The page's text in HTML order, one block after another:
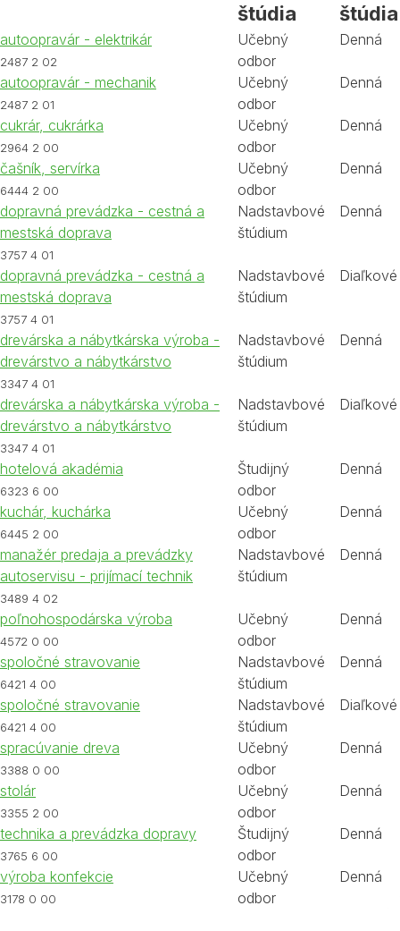
štúdia
štúdia
autoopravár - elektrikár
2487 2 02
Učebný
odbor
Denná
autoopravár - mechanik
2487 2 01
Učebný
odbor
Denná
cukrár, cukrárka
2964 2 00
Učebný
odbor
Denná
čašník, servírka
6444 2 00
Učebný
odbor
Denná
dopravná prevádzka - cestná a
mestská doprava
3757 4 01
Nadstavbové
štúdium
Denná
dopravná prevádzka - cestná a
mestská doprava
3757 4 01
Nadstavbové
štúdium
Diaľkové
drevárska a nábytkárska výroba -
drevárstvo a nábytkárstvo
3347 4 01
Nadstavbové
štúdium
Denná
drevárska a nábytkárska výroba -
drevárstvo a nábytkárstvo
3347 4 01
Nadstavbové
štúdium
Diaľkové
hotelová akadémia
6323 6 00
Študijný
odbor
Denná
kuchár, kuchárka
6445 2 00
Učebný
odbor
Denná
manažér predaja a prevádzky
autoservisu - prijímací technik
3489 4 02
Nadstavbové
štúdium
Denná
poľnohospodárska výroba
4572 0 00
Učebný
odbor
Denná
spoločné stravovanie
6421 4 00
Nadstavbové
štúdium
Denná
spoločné stravovanie
6421 4 00
Nadstavbové
štúdium
Diaľkové
spracúvanie dreva
3388 0 00
Učebný
odbor
Denná
stolár
3355 2 00
Učebný
odbor
Denná
technika a prevádzka dopravy
3765 6 00
Študijný
odbor
Denná
výroba konfekcie
3178 0 00
Učebný
odbor
Denná